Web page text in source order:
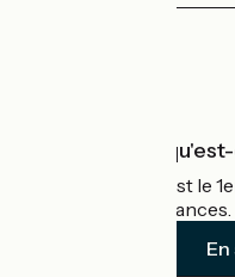
Accueil Vélo
Accueil Vélo c'est le
cyclistes en vacances.